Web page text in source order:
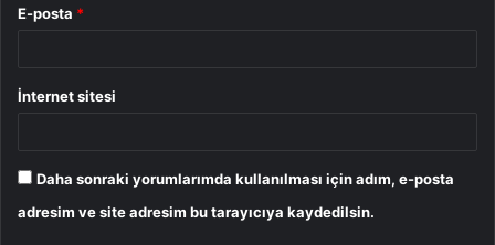
E-posta *
İnternet sitesi
Daha sonraki yorumlarımda kullanılması için adım, e-posta
adresim ve site adresim bu tarayıcıya kaydedilsin.